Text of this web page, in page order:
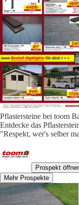
Pflastersteine bei toom
Entdecke das
"Respekt, wer's selber
Prospekt
Mehr Prospekte